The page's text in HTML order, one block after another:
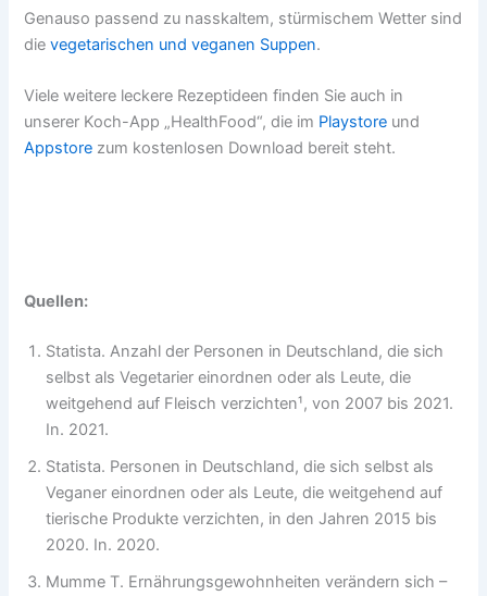
Genauso passend zu nasskaltem, stürmischem Wetter sind
dievegetarischen und veganen Suppen.
Viele weitere leckere Rezeptideen finden Sie auch in
unserer Koch-App „HealthFood“, die im Playstore und
Appstore zum kostenlosen Download bereit steht.
Quellen:
Statista. Anzahl der Personen in Deutschland, die sich
selbst als Vegetarier einordnen oder als Leute, die
weitgehend auf Fleisch verzichten¹, von 2007 bis 2021.
In. 2021.
Statista. Personen in Deutschland, die sich selbst als
Veganer einordnen oder als Leute, die weitgehend auf
tierische Produkte verzichten, in den Jahren 2015 bis
2020. In. 2020.
Mumme T. Ernährungsgewohnheiten verändern sich –